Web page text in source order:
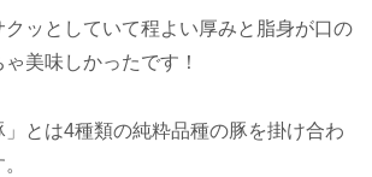
クッとしていて程よい厚みと脂身が口の
美味しかったです！
とは4種類の純粋品種の豚を掛け合わ